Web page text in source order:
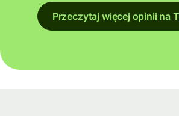
Przeczytaj więcej opinii na